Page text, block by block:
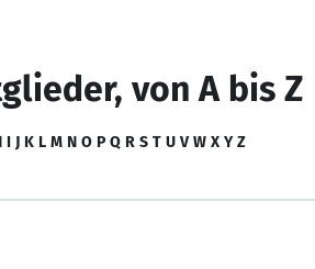
von A bis Z
I J K L M N O P Q R S T U V W X Y Z